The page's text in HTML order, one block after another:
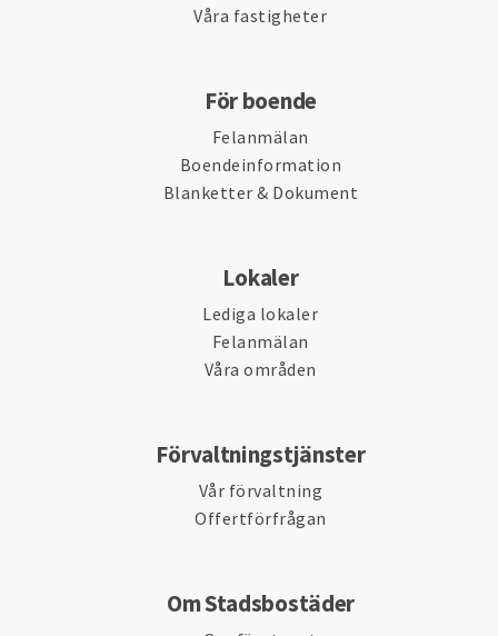
Våra fastigheter
För boende
Felanmälan
Boendeinformation
Blanketter & Dokument
Lokaler
Lediga lokaler
Felanmälan
Våra områden
Förvaltningstjänster
Vår förvaltning
Offertförfrågan
Om Stadsbostäder